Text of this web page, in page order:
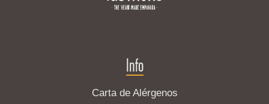
Info
Carta de Alérgenos